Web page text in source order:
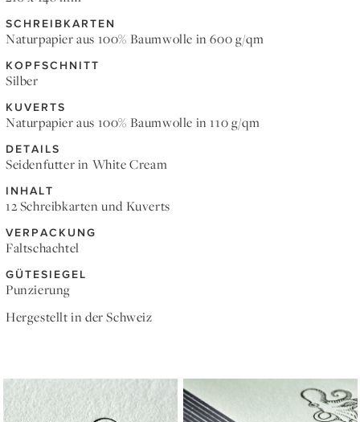
SCHREIBKARTEN
Naturpapier aus 100% Baumwolle in 600 g/qm
KOPFSCHNITT
Silber
KUVERTS
Naturpapier aus 100% Baumwolle in 110 g/qm
DETAILS
Seidenfutter in White Cream
INHALT
12 Schreibkarten und Kuverts
VERPACKUNG
Faltschachtel
GÜTESIEGEL
Punzierung
Hergestellt in der Schweiz